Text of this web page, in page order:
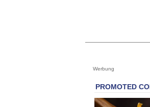
Werbung